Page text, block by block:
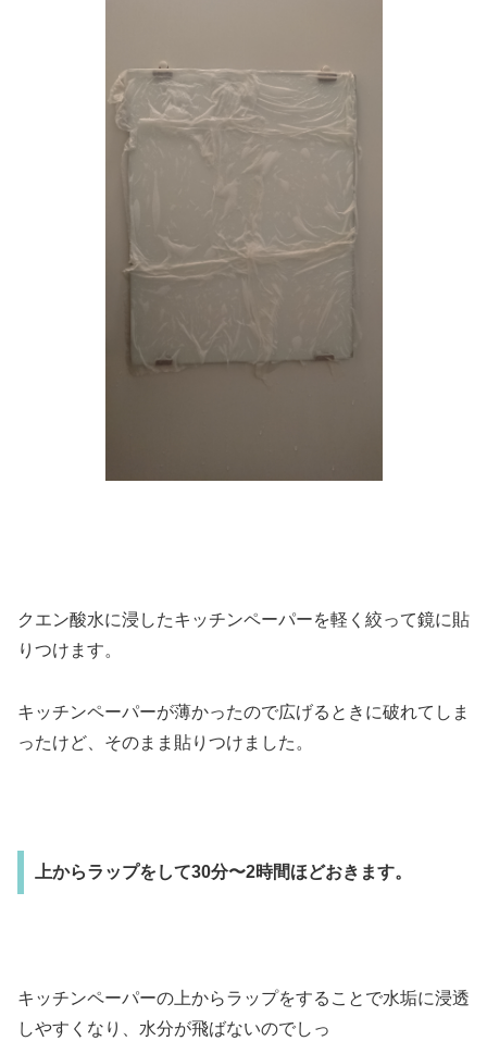
クエン酸水に浸したキッチンペーパーを軽く絞って鏡に貼
りつけます。
キッチンペーパーが薄かったので広げるときに破れてしま
ったけど、そのまま貼りつけました。
上からラップをして30分〜2時間ほどおきます。
キッチンペーパーの上からラップをすることで水垢に浸透
しやすくなり、水分が飛ばないのでしっ